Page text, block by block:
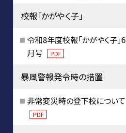
校報「かがやく子」
令和8年度校報「かがやく子」6
月号
PDF
暴風警報発令時の措置
非常変災時の登下校について
PDF